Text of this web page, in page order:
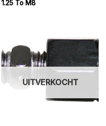
1.25 To M8
UITVERKOCHT